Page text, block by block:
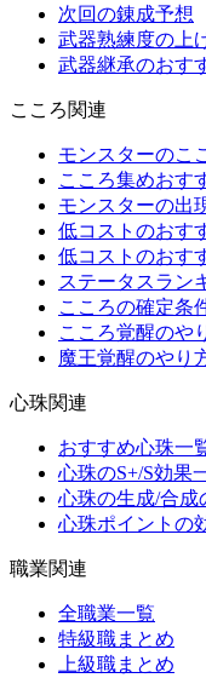
次回の錬成予想
武器熟練度の上
武器継承のおす
こころ関連
モンスターのこ
こころ集めおす
モンスターの出
低コストのおす
低コストのおす
ステータスラン
こころの確定条
こころ覚醒のや
魔王覚醒のやり
心珠関連
おすすめ心珠一
心珠のS+/S効果
心珠の生成/合成
心珠ポイントの
職業関連
全職業一覧
特級職まとめ
上級職まとめ